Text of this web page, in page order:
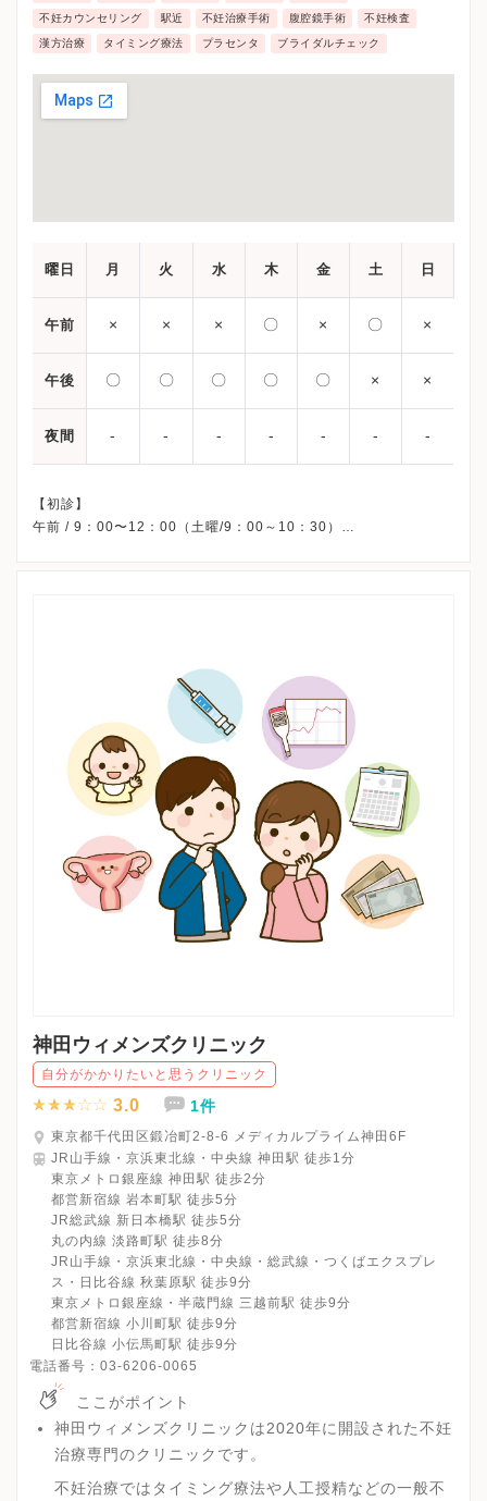
不妊カウンセリング 駅近 不妊治療手術 腹腔鏡手術 不妊検査
漢方治療 タイミング療法 プラセンタ ブライダルチェック
曜日 月 火 水 木 金 土 日
午前 × × × 〇 × 〇 ×
午後 〇 〇 〇 〇 〇 × ×
夜間 - - - - - - -
【初診】
午前 / 9：00〜12：00（土曜/9：00～10：30）
※詳細はクリニックHPを確認、または直接お問い合わせくださ
神田ウィメンズクリニック
自分がかかりたいと思うクリニック
3.0 1件
東京都千代田区鍛冶町2-8-6 メディカルプライム神田6F
JR山手線・京浜東北線・中央線 神田駅 徒歩1分
東京メトロ銀座線 神田駅 徒歩2分
都営新宿線 岩本町駅 徒歩5分
JR総武線 新日本橋駅 徒歩5分
丸の内線 淡路町駅 徒歩8分
JR山手線・京浜東北線・中央線・総武線・つくばエクスプレ
ス・日比谷線 秋葉原駅 徒歩9分
東京メトロ銀座線・半蔵門線 三越前駅 徒歩9分
都営新宿線 小川町駅 徒歩9分
日比谷線 小伝馬町駅 徒歩9分
電話番号： 03-6206-0065
ここがポイント
神田ウィメンズクリニックは2020年に開設された不妊
治療専門のクリニックです。
不妊治療ではタイミング療法や人工授精などの一般不